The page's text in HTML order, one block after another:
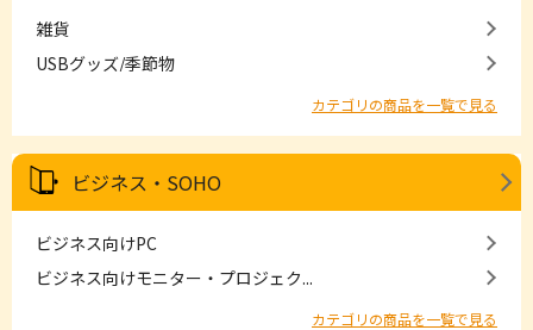
雑貨
USBグッズ/季節物
カテゴリの商品を一覧で見る
ビジネス・SOHO
ビジネス向けPC
ビジネス向けモニター・プロジェク...
カテゴリの商品を一覧で見る